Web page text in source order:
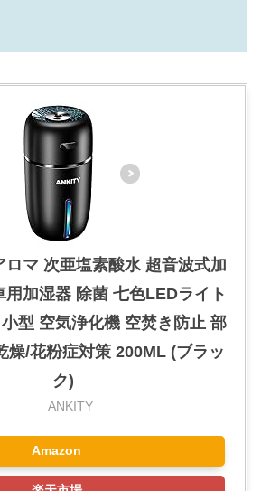
ロマ 次亜塩素酸水 超音波式加
用加湿器 除菌 七色LEDライト
型 空気浄化機 空焚き防止 部
燥/花粉症対策 200ML (ブラッ
ク)
ANKITY
Amazon